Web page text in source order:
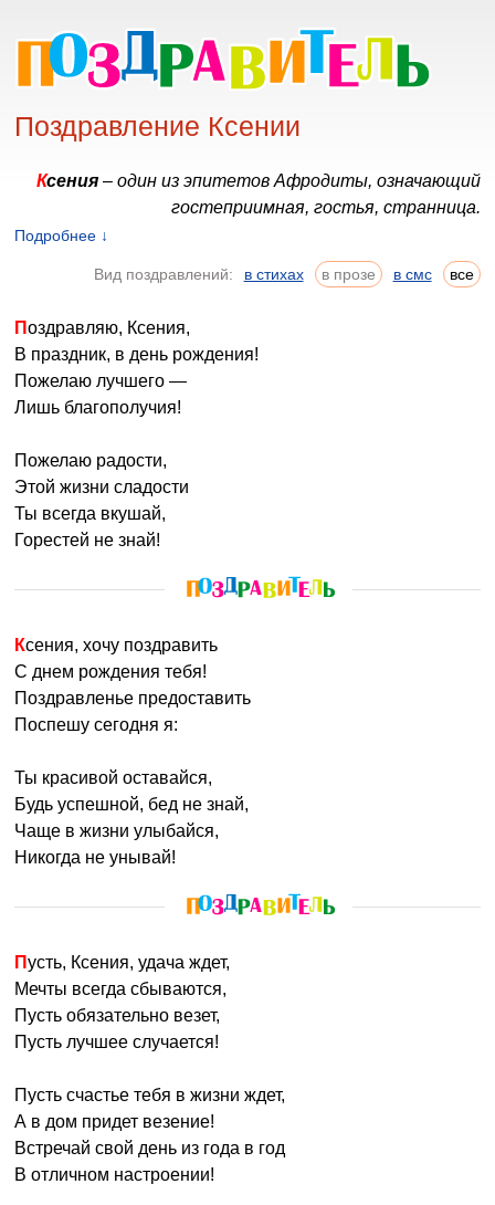
Поздравление Ксении
Ксения – один из эпитетов Афродиты, означающий
гостеприимная, гостья, странница.
значений. «Ксения» в переводе с древнегреческого
что слово «ксения» является разговорной формой
имени Поликсения – «гостеприимная». Ксения
чувствительна и ранима, она не будет спорить с
обидчиком, предпочтет молча удалиться и пережить
с таким именем умна и тактична, она не станет
выяснять отношения в присутствии незнакомых людей.
Ксюша невероятно женственна и обаятельна, ей не
избранника Ксения выбирает человека опытного, как
семье Ксюша заботливая и нежная, она не только
любовница, но и друг, на которого можно положиться в
любой ситуации.
Ксению также называют
Именины:26 августа, 15 сентября, 31 января, 6 февраля
Подробнее ↓
Вид поздравлений: в стихах в прозе в смс все
Поздравляю, Ксения,
В праздник, в день рождения!
Пожелаю лучшего —
Лишь благополучия!
Пожелаю радости,
Этой жизни сладости
Ты всегда вкушай,
Горестей не знай!
Ксения, хочу поздравить
С днем рождения тебя!
Поздравленье предоставить
Поспешу сегодня я:
Ты красивой оставайся,
Будь успешной, бед не знай,
Чаще в жизни улыбайся,
Никогда не унывай!
Пусть, Ксения, удача ждет,
Мечты всегда сбываются,
Пусть обязательно везет,
Пусть лучшее случается!
Пусть счастье тебя в жизни ждет,
А в дом придет везение!
Встречай свой день из года в год
В отличном настроении!